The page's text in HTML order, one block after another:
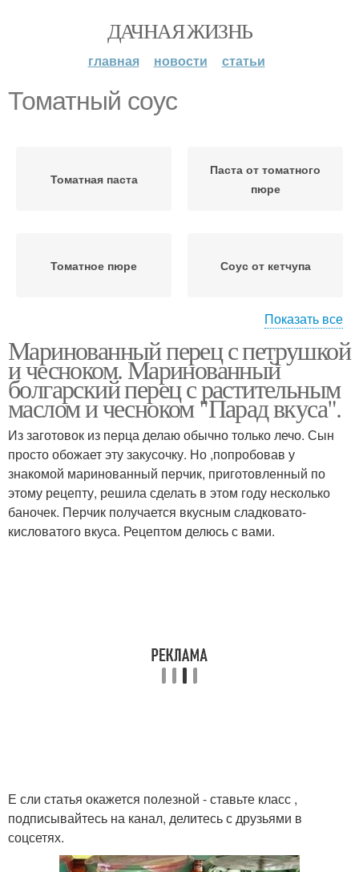
ДАЧНАЯ ЖИЗНЬ
главная новости статьи
Томатный соус
Томатная паста
Паста от томатного
пюре
Томатное пюре Соус от кетчупа
Соус от красного
Показать все
Маринованный перец с петрушкой
и чесноком. Маринованный
болгарский перец с растительным
маслом и чесноком "Парад вкуса".
Из заготовок из перца делаю обычно только лечо. Сын
просто обожает эту закусочку. Но ,попробовав у
знакомой маринованный перчик, приготовленный по
этому рецепту, решила сделать в этом году несколько
баночек. Перчик получается вкусным сладковато-
кисловатого вкуса. Рецептом делюсь с вами.
Е сли статья окажется полезной - ставьте класс ,
подписывайтесь на канал, делитесь с друзьями в
соцсетях.